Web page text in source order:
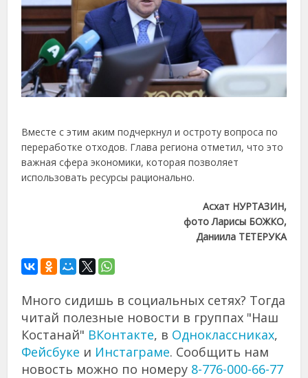
Вместе с этим аким подчеркнул и остроту вопроса по
переработке отходов. Глава региона отметил, что это
важная сфера экономики, которая позволяет
использовать ресурсы рационально.
Асхат НУРТАЗИН,
фото Ларисы БОЖКО,
Даниила ТЕТЕРУКА
Много сидишь в социальных сетях? Тогда
читай полезные новости в группах "Наш
Костанай" ВКонтакте, в Одноклассниках,
Фейсбуке и Инстаграме. Сообщить нам
новость можно по номеру 8-776-000-66-77